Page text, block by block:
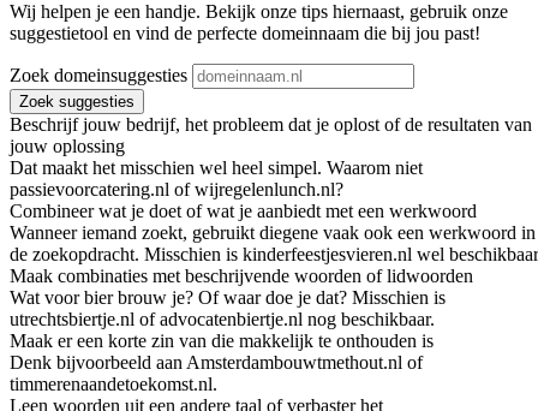
Wij helpen je een handje. Bekijk onze tips hiernaast, gebruik onze
suggestietool en vind de perfecte domeinnaam die bij jou past!
Zoek domeinsuggesties
Zoek suggesties
Beschrijf jouw bedrijf, het probleem dat je oplost of de resultaten van
jouw oplossing
Dat maakt het misschien wel heel simpel. Waarom niet
passievoorcatering.nl of wijregelenlunch.nl?
Combineer wat je doet of wat je aanbiedt met een werkwoord
Wanneer iemand zoekt, gebruikt diegene vaak ook een werkwoord in
de zoekopdracht. Misschien is kinderfeestjesvieren.nl wel
Maak combinaties met beschrijvende woorden of lidwoorden
Wat voor bier brouw je? Of waar doe je dat? Misschien is
utrechtsbiertje.nl of advocatenbiertje.nl nog beschikbaar.
Maak er een korte zin van die makkelijk te onthouden is
Denk bijvoorbeeld aan Amsterdambouwtmethout.nl of
timmerenaandetoekomst.nl.
Leen woorden uit een andere taal of verbaster het